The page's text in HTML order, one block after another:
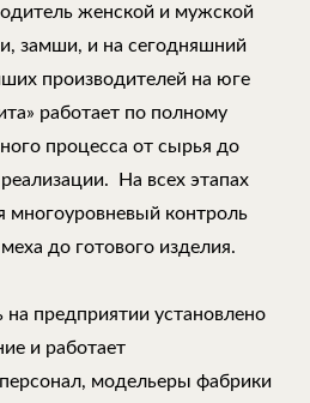
женской и мужской
замши, и на сегодняшний
производителей на юге
работает по полному
процесса от сырья до
На всех этапах
многоуровневый контроль
до готового изделия.
предприятии установлено
и работает
модельеры фабрики